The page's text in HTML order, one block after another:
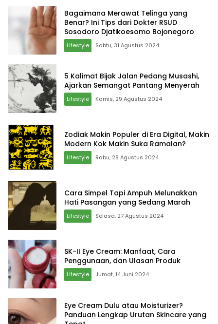
Bagaimana Merawat Telinga yang
Benar? Ini Tips dari Dokter RSUD
Sosodoro Djatikoesomo Bojonegoro
Lifestyle Sabtu, 31 Agustus 2024
5 Kalimat Bijak Jalan Pedang Musashi,
Ajarkan Semangat Pantang Menyerah
Lifestyle Kamis, 29 Agustus 2024
Zodiak Makin Populer di Era Digital, Makin
Modern Kok Makin Suka Ramalan?
Lifestyle Rabu, 28 Agustus 2024
Cara Simpel Tapi Ampuh Melunakkan
Hati Pasangan yang Sedang Marah
Lifestyle Selasa, 27 Agustus 2024
SK-II Eye Cream: Manfaat, Cara
Penggunaan, dan Ulasan Produk
Lifestyle Jumat, 14 Juni 2024
Eye Cream Dulu atau Moisturizer?
Panduan Lengkap Urutan Skincare yang